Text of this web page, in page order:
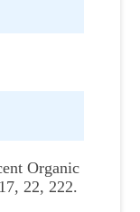
Organic
22, 222.